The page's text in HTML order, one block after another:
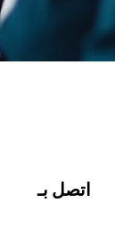
اتصل بـ